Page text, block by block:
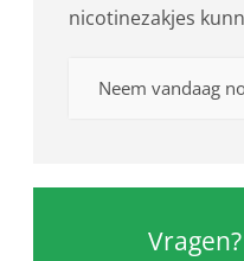
nicotinezakjes
Neem vandaag